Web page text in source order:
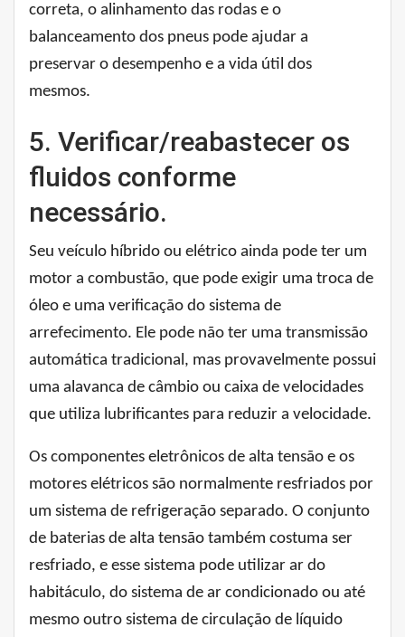
correta, o alinhamento das rodas e o
balanceamento dos pneus pode ajudar a
preservar o desempenho e a vida útil dos
mesmos.
5. Verificar/reabastecer os
fluidos conforme
necessário.
Seu veículo híbrido ou elétrico ainda pode ter um
motor a combustão, que pode exigir uma troca de
óleo e uma verificação do sistema de
arrefecimento. Ele pode não ter uma transmissão
automática tradicional, mas provavelmente possui
uma alavanca de câmbio ou caixa de velocidades
que utiliza lubrificantes para reduzir a velocidade.
Os componentes eletrônicos de alta tensão e os
motores elétricos são normalmente resfriados por
um sistema de refrigeração separado. O conjunto
de baterias de alta tensão também costuma ser
resfriado, e esse sistema pode utilizar ar do
habitáculo, do sistema de ar condicionado ou até
mesmo outro sistema de circulação de líquido